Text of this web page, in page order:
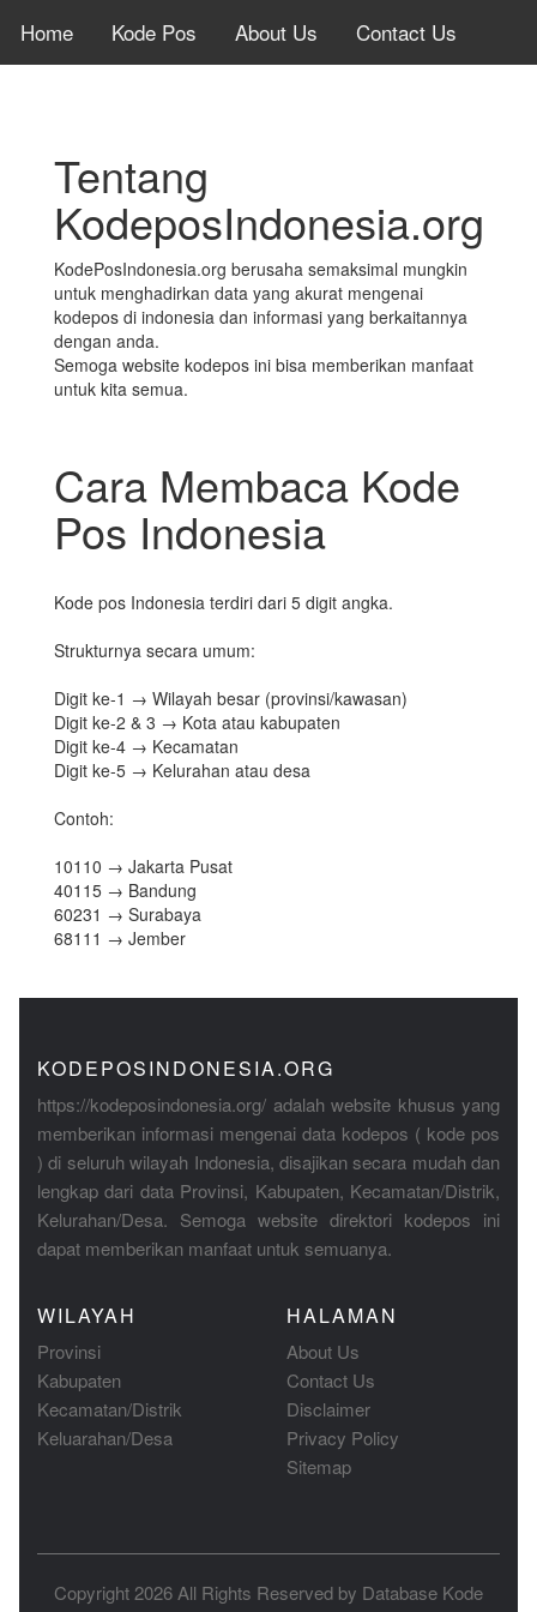
Home Kode Pos About Us Contact Us
Tentang
KodeposIndonesia.org
KodePosIndonesia.org berusaha semaksimal mungkin
untuk menghadirkan data yang akurat mengenai
kodepos di indonesia dan informasi yang berkaitannya
dengan anda.
Semoga website kodepos ini bisa memberikan manfaat
untuk kita semua.
Cara Membaca Kode
Pos Indonesia
Kode pos Indonesia terdiri dari 5 digit angka.
Strukturnya secara umum:
Digit ke-1 → Wilayah besar (provinsi/kawasan)
Digit ke-2 & 3 → Kota atau kabupaten
Digit ke-4 → Kecamatan
Digit ke-5 → Kelurahan atau desa
Contoh:
10110 → Jakarta Pusat
40115 → Bandung
60231 → Surabaya
68111 → Jember
KODEPOSINDONESIA.ORG
https://kodeposindonesia.org/ adalah website khusus yang
memberikan informasi mengenai data kodepos ( kode pos
) di seluruh wilayah Indonesia, disajikan secara mudah dan
lengkap dari data Provinsi, Kabupaten, Kecamatan/Distrik,
Kelurahan/Desa. Semoga website direktori kodepos ini
dapat memberikan manfaat untuk semuanya.
WILAYAH
Provinsi
Kabupaten
Kecamatan/Distrik
Keluarahan/Desa
HALAMAN
About Us
Contact Us
Disclaimer
Privacy Policy
Sitemap
Copyright 2026 All Rights Reserved by Database Kode